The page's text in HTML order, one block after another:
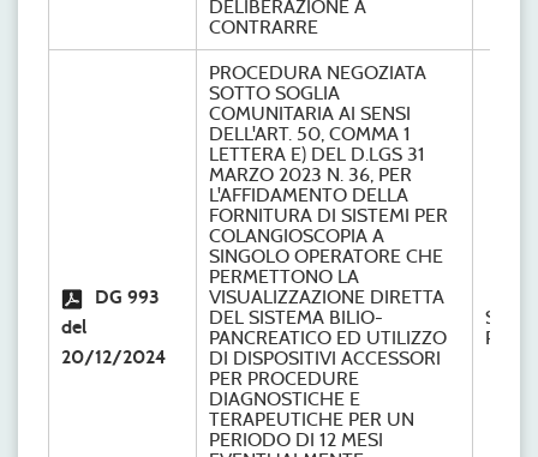
DELIBERAZIONE A
CONTRARRE
DG 993
del
20/12/2024
PROCEDURA NEGOZIATA
SOTTO SOGLIA
COMUNITARIA AI SENSI
DELL'ART. 50, COMMA 1
LETTERA E) DEL D.LGS 31
MARZO 2023 N. 36, PER
L'AFFIDAMENTO DELLA
FORNITURA DI SISTEMI PER
COLANGIOSCOPIA A
SINGOLO OPERATORE CHE
PERMETTONO LA
VISUALIZZAZIONE DIRETTA
DEL SISTEMA BILIO-
PANCREATICO ED UTILIZZO
DI DISPOSITIVI ACCESSORI
PER PROCEDURE
DIAGNOSTICHE E
TERAPEUTICHE PER UN
PERIODO DI 12 MESI
S.C.